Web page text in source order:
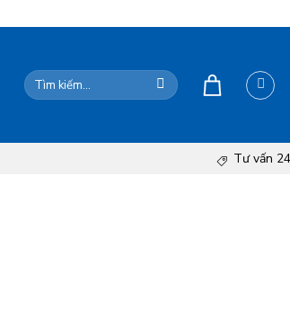
Tìm
kiếm:
Tư vấn